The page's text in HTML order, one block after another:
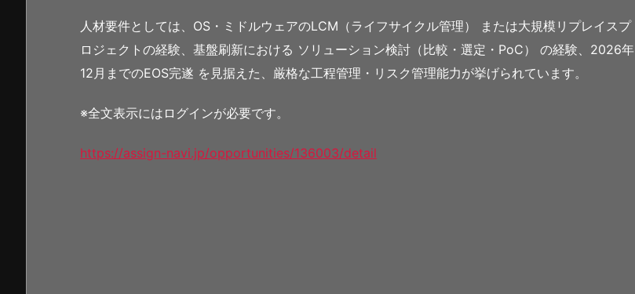
人材要件としては、OS・ミドルウェアのLCM（ライフサイクル管理） または大規模リプレイスプ
ロジェクトの経験、基盤刷新における ソリューション検討（比較・選定・PoC） の経験、2026年
12月までのEOS完遂 を見据えた、厳格な工程管理・リスク管理能力が挙げられています。
※全文表示にはログインが必要です。
https://assign-navi.jp/opportunities/136003/detail